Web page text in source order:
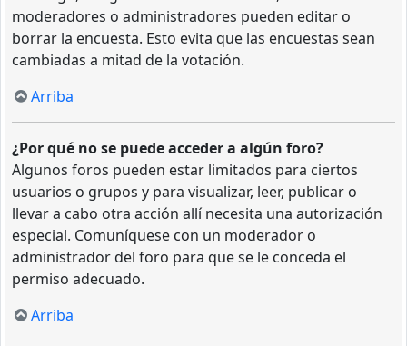
moderadores o administradores pueden editar o
borrar la encuesta. Esto evita que las encuestas sean
cambiadas a mitad de la votación.
Arriba
¿Por qué no se puede acceder a algún foro?
Algunos foros pueden estar limitados para ciertos
usuarios o grupos y para visualizar, leer, publicar o
llevar a cabo otra acción allí necesita una autorización
especial. Comuníquese con un moderador o
administrador del foro para que se le conceda el
permiso adecuado.
Arriba